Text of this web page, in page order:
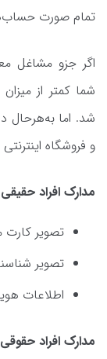
تمام صورت
اگر جزو مشاغل
شما کمتر از
شد. اما به‌هرحال
و فروشگاه
مدارک افراد
تصویر کارت
تصویر
اطلاعات
مدارک افراد